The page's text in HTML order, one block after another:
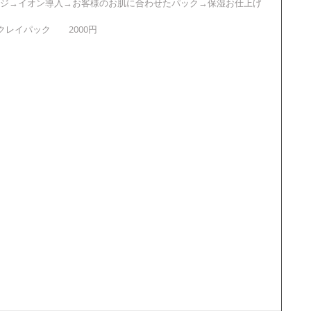
→イオン導入→お客様のお肌に合わせたパック→保湿お仕上げ
レイパック　　2000円